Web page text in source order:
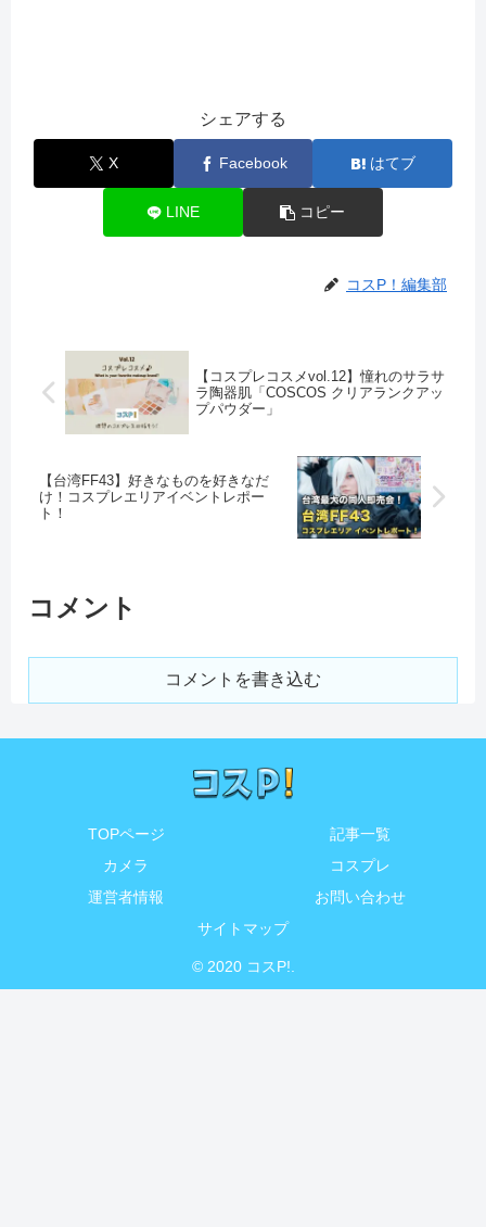
シェアする
X Facebook はてブ
LINE コピー
コスP！編集部
【コスプレコスメvol.12】憧れのサラサ
ラ陶器肌「COSCOS クリアランクアッ
プパウダー」
【台湾FF43】好きなものを好きなだ
け！コスプレエリアイベントレポー
ト！
コメント
コメントを書き込む
TOPページ
記事一覧
カメラ
コスプレ
運営者情報
お問い合わせ
サイトマップ
© 2020 コスP!.